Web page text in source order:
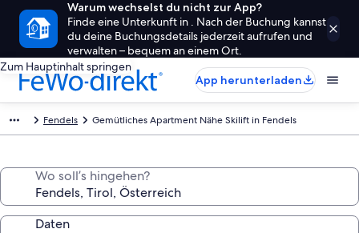
Warum wechselst du nicht zur App?
Finde eine Unterkunft in . Nach der Buchung kannst
du deine Buchungsdetails jederzeit aufrufen und
verwalten – bequem an einem Ort.
Zum Hauptinhalt springen
App herunterladen
Fendels Gemütliches Apartment Nähe Skilift in Fendels
Wo soll’s hingehen?
Daten